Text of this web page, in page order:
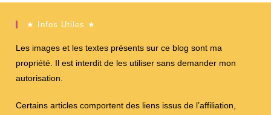
★ Infos Utiles ★
Les images et les textes présents sur ce blog sont ma
propriété. Il est interdit de les utiliser sans demander mon
autorisation.
Certains articles comportent des liens issus de l’affiliation,